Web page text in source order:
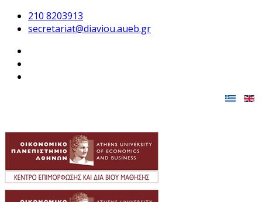
210 8203913
secretariat@diaviou.aueb.gr